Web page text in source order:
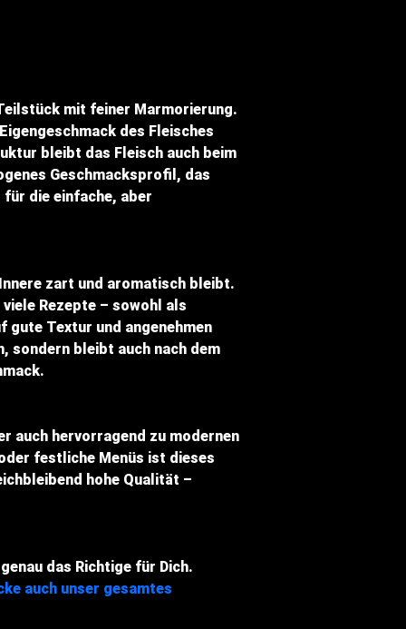
mit feiner Marmorierung.
des Fleisches
bleibt das Fleisch auch beim
Geschmacksprofil, das
für die einfache, aber
zart und aromatisch bleibt.
Rezepte – sowohl als
gute Textur und angenehmen
sondern bleibt auch nach dem
auch hervorragend zu modernen
festliche Menüs ist dieses
hohe Qualität –
das Richtige für Dich.
auch unser gesamtes